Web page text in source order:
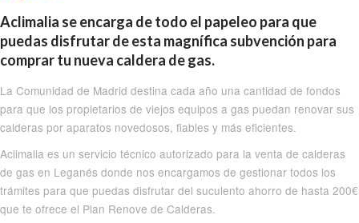
Aclimalia se encarga de todo el papeleo para que
puedas disfrutar de esta magnífica subvención para
comprar tu nueva caldera de gas.
La Comunidad de Madrid destina cada año una cantidad de fondos
para que los propietarios de viejos equipos a gas puedan renovar sus
calderas por aparatos novedosos, fiables y más eficientes.
Aclimalia es un servicio técnico autorizado para la venta de calderas
de gas en Leganés donde nos encargamos de gestionar todos los
trámites para que puedas disfrutar del suculento ahorro de hasta 200€
que te ofrece el Plan Renove de Calderas.